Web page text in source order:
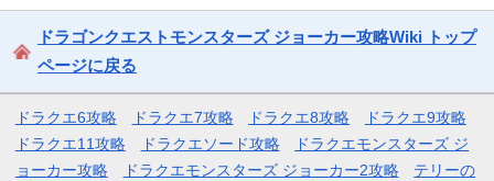
ドラゴンクエストモンスターズ ジョーカー攻略Wiki トップ
ページに戻る
ドラクエ6攻略 ドラクエ7攻略 ドラクエ8攻略
ドラクエ9攻略
ドラクエ11攻略
ドラクエソード攻略
ドラクエモンスターズ ジ
ョーカー攻略
ドラクエモンスターズ ジョーカー2攻略
テリーの